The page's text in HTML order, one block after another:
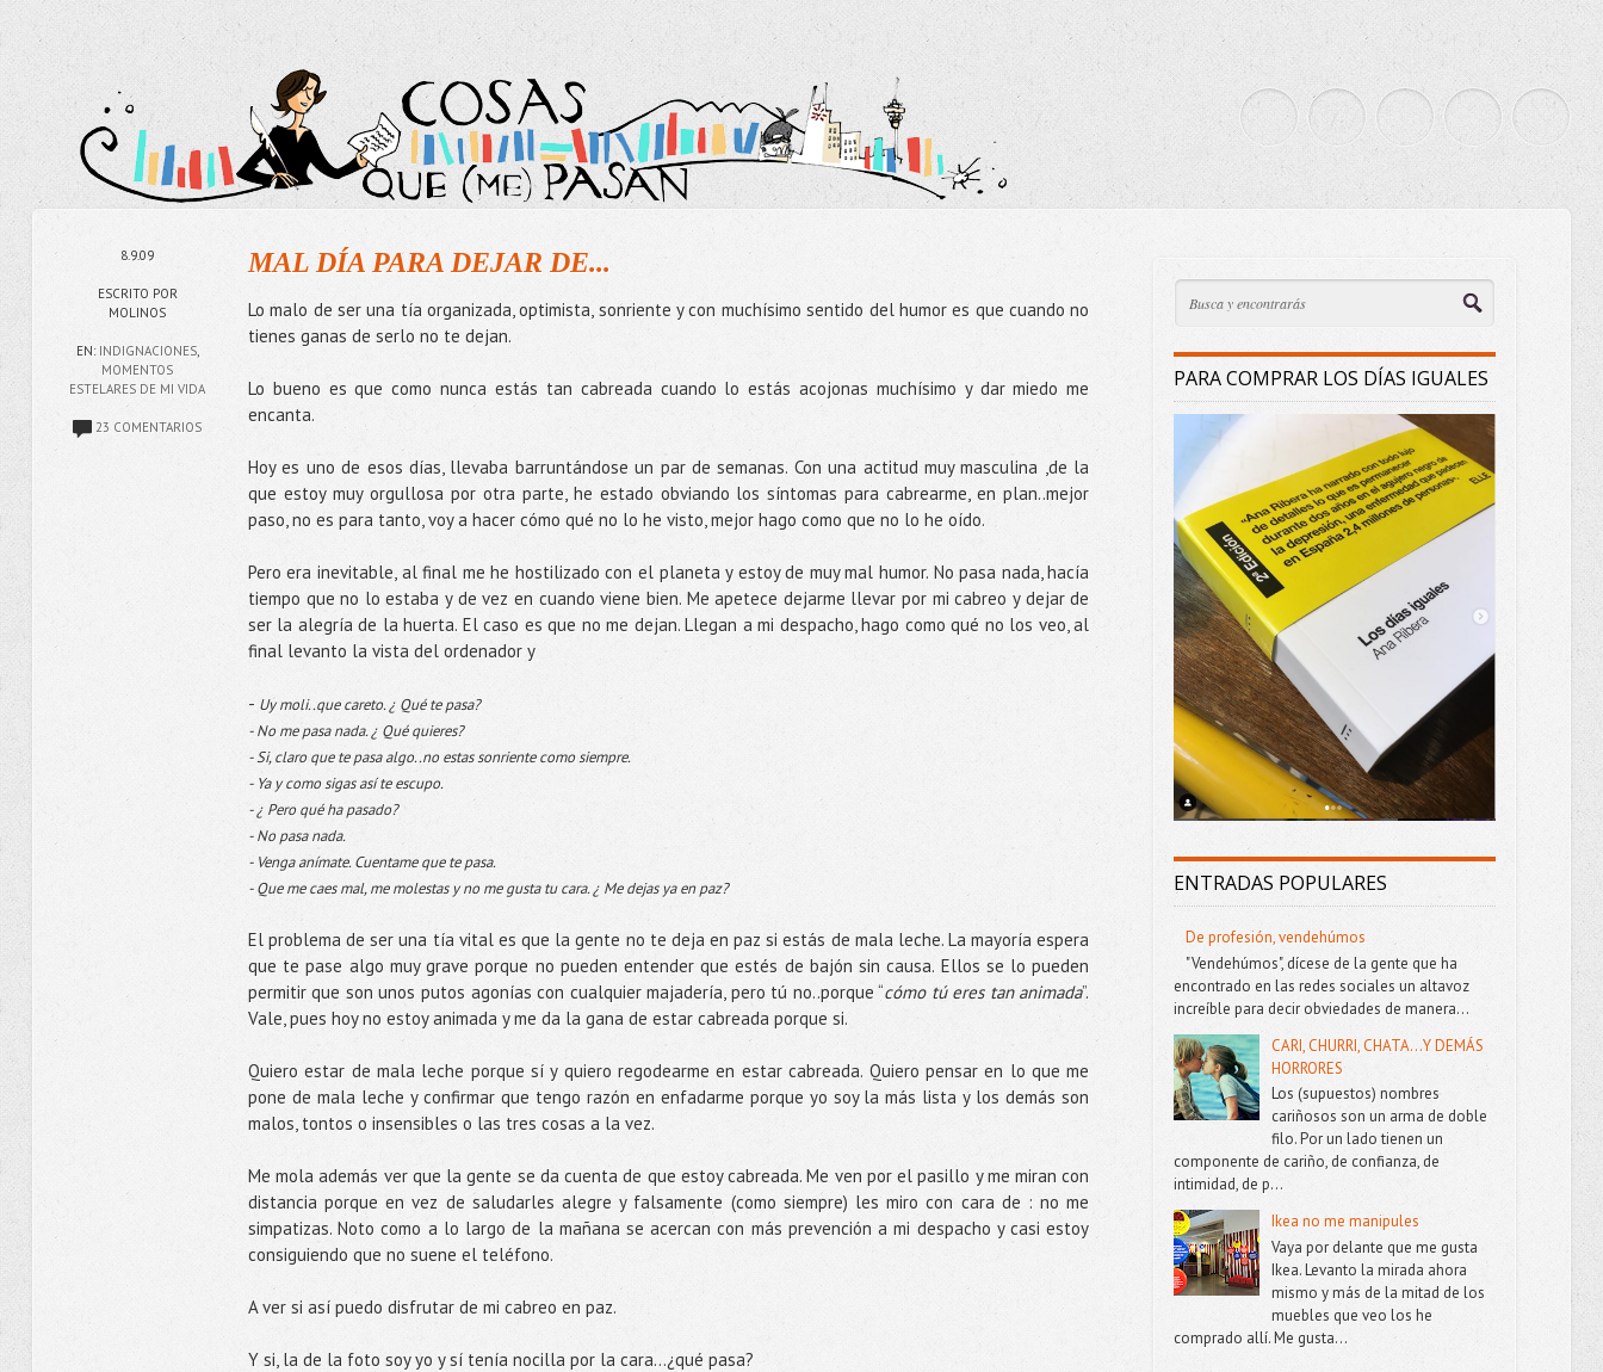
8.9.09
ESCRITO POR
MOLINOS
EN: INDIGNACIONES,
MOMENTOS
ESTELARES DE MI VIDA
23 COMENTARIOS
MAL DÍA PARA DEJAR DE...
Lo malo de ser una tía organizada, optimista, sonriente y con muchísimo sentido del humor es que cuando no
tienes ganas de serlo no te dejan.
Lo bueno es que como nunca estás tan cabreada cuando lo estás acojonas muchísimo y dar miedo me
encanta.
Hoy es uno de esos días, llevaba barruntándose un par de semanas. Con una actitud muy masculina ,de la
que estoy muy orgullosa por otra parte, he estado obviando los síntomas para cabrearme, en plan..mejor
paso, no es para tanto, voy a hacer cómo qué no lo he visto, mejor hago como que no lo he oído.
Pero era inevitable, al final me he hostilizado con el planeta y estoy de muy mal humor. No pasa nada, hacía
tiempo que no lo estaba y de vez en cuando viene bien. Me apetece dejarme llevar por mi cabreo y dejar de
ser la alegría de la huerta. El caso es que no me dejan. Llegan a mi despacho, hago como qué no los veo, al
final levanto la vista del ordenador y
- Uy moli..que careto. ¿ Qué te pasa?
- No me pasa nada. ¿ Qué quieres?
- Si, claro que te pasa algo..no estas sonriente como siempre.
- Ya y como sigas así te escupo.
- ¿ Pero qué ha pasado?
- No pasa nada.
- Venga anímate. Cuentame que te pasa.
- Que me caes mal, me molestas y no me gusta tu cara. ¿ Me dejas ya en paz?
El problema de ser una tía vital es que la gente no te deja en paz si estás de mala leche. La mayoría espera
que te pase algo muy grave porque no pueden entender que estés de bajón sin causa. Ellos se lo pueden
permitir que son unos putos agonías con cualquier majadería, pero tú no..porque “cómo tú eres tan animada”.
Vale, pues hoy no estoy animada y me da la gana de estar cabreada porque si.
Quiero estar de mala leche porque sí y quiero regodearme en estar cabreada. Quiero pensar en lo que me
pone de mala leche y confirmar que tengo razón en enfadarme porque yo soy la más lista y los demás son
malos, tontos o insensibles o las tres cosas a la vez.
Me mola además ver que la gente se da cuenta de que estoy cabreada. Me ven por el pasillo y me miran con
distancia porque en vez de saludarles alegre y falsamente (como siempre) les miro con cara de : no me
simpatizas. Noto como a lo largo de la mañana se acercan con más prevención a mi despacho y casi estoy
consiguiendo que no suene el teléfono.
A ver si así puedo disfrutar de mi cabreo en paz.
Y si, la de la foto soy yo y sí tenía nocilla por la cara...¿qué pasa?
PARA COMPRAR LOS DÍAS IGUALES
ENTRADAS POPULARES
De profesión, vendehúmos
"Vendehúmos", dícese de la gente que ha
encontrado en las redes sociales un altavoz
increíble para decir obviedades de manera...
CARI, CHURRI, CHATA...Y DEMÁS
HORRORES
Los (supuestos) nombres
cariñosos son un arma de doble
filo. Por un lado tienen un
componente de cariño, de confianza, de
intimidad, de p...
Ikea no me manipules
Vaya por delante que me gusta
Ikea. Levanto la mirada ahora
mismo y más de la mitad de los
muebles que veo los he
comprado allí. Me gusta...